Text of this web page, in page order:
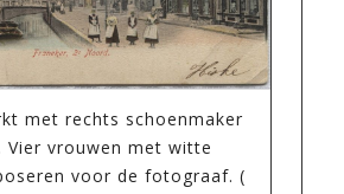
met rechts schoenmaker
Vier vrouwen met witte
voor de fotograaf. (